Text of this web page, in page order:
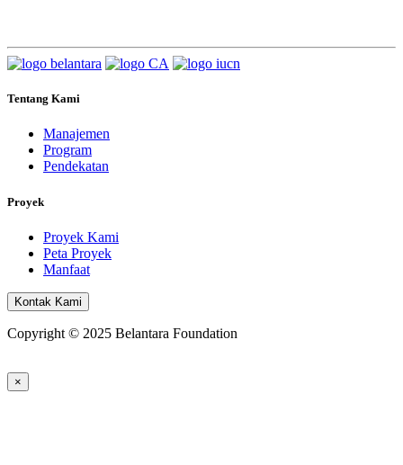
Tentang Kami
Manajemen
Program
Pendekatan
Proyek
Proyek Kami
Peta Proyek
Manfaat
Kontak Kami
Copyright © 2025 Belantara Foundation
×